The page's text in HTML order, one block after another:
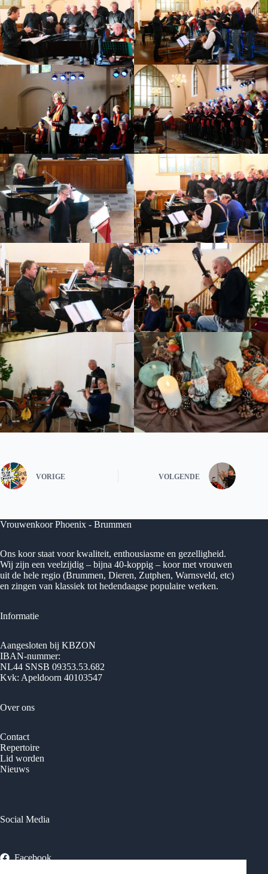
VORIGE VOLGENDE
Vrouwenkoor Phoenix - Brummen
Ons koor staat voor kwaliteit, enthousiasme en gezelligheid.
Wij zijn een veelzijdig – bijna 40-koppig – koor met vrouwen
uit de hele regio (Brummen, Dieren, Zutphen, Warnsveld, etc)
en zingen van klassiek tot hedendaagse populaire werken.
Informatie
Aangesloten bij KBZON
IBAN-nummer:
NL44 SNSB 09353.53.682
Kvk: Apeldoorn 40103547
Over ons
Contact
Repertoire
Lid worden
Nieuws
Social Media
Facebook